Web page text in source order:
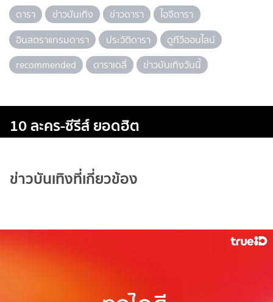
ดารา ข่าวบันเทิง ข่าวดารา
ไอจีดารา
อินสตราแกรมดารา
ประวัติดารา
ดูทีวีออนไลน์
recommended
ดาราเดลี่ ข่าวบันเทิงวันนี้
10 ละคร-ซีรีส์ ยอดฮิต
ข่าวบันเทิงที่เกี่ยวข้อง